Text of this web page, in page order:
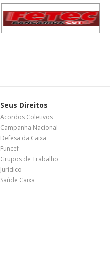
Seus Direitos
Acordos Coletivos
Campanha Nacional
Defesa da Caixa
Funcef
Grupos de Trabalho
Jurídico
Saúde Caixa